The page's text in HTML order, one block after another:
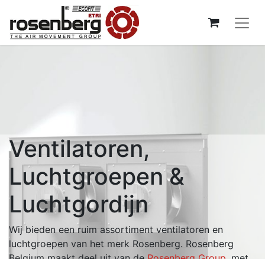
Ventilatoren,
Luchtgroepen &
Luchtgordijn
Wij bieden een ruim assortiment ventilatoren en
luchtgroepen van het merk Rosenberg. Rosenberg